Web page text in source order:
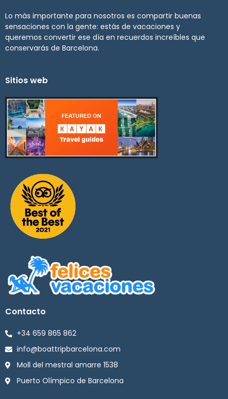
Lo más importante para nosotros es compartir buenas
sensaciones con la gente: estás de vacaciones y
queremos convertir ese día en recuerdos increíbles que
conservarás de Barcelona.
Sitios web
Contacto
+34 659 865 862
info@boattripbarcelona.com
Moll del mestral amarre 1538
Puerto Olímpico de Barcelona